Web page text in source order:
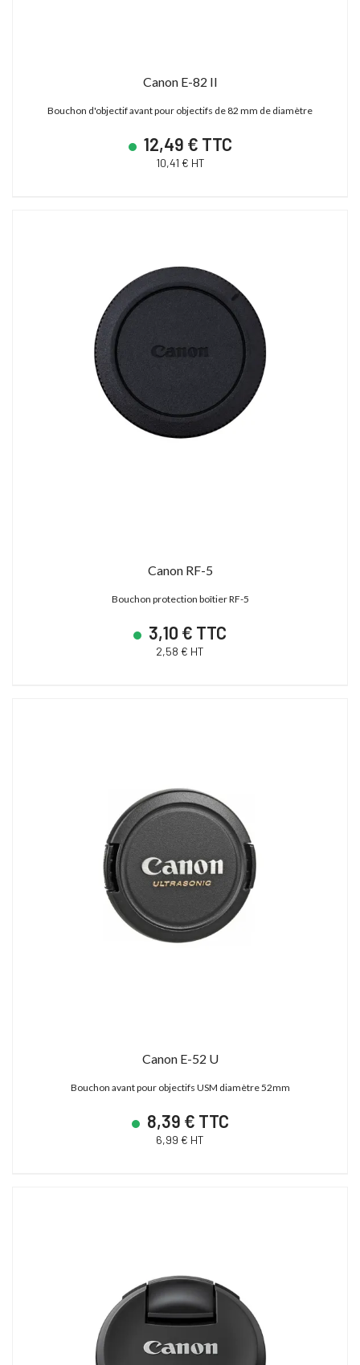
Canon E-82 II
Bouchon d'objectif avant pour objectifs de 82 mm de diamètre
12,49 € TTC
10,41 € HT
Canon RF-5
Bouchon protection boîtier RF-5
3,10 € TTC
2,58 € HT
Canon E-52 U
Bouchon avant pour objectifs USM diamètre 52mm
8,39 € TTC
6,99 € HT